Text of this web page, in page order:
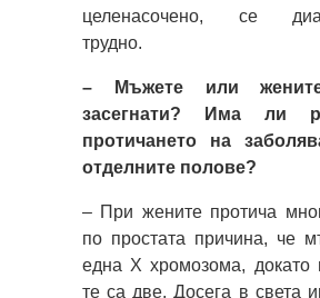
целенасочено, се
трудно.
– Мъжете или
засегнати? Има ли
протичането на
отделните полове?
– При жените протича
по простата причина, че
една Х хромозома, докато
те са две. Досега в света